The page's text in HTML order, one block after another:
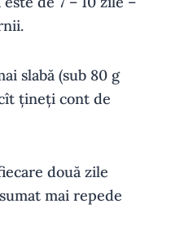
slabă (sub 80 g
țineți cont de
două zile
mai repede